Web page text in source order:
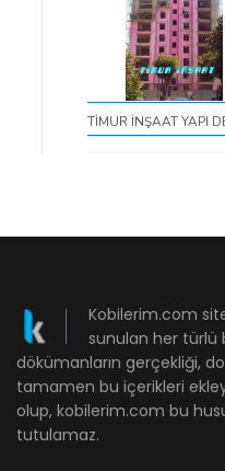
TİMUR İNŞAAT YAPI
Kobilerim.com
sunulan her türlü
dökümanların gerçekliği,
tamamen bu içerikleri
olup, kobilerim.com bu
tutulamaz.